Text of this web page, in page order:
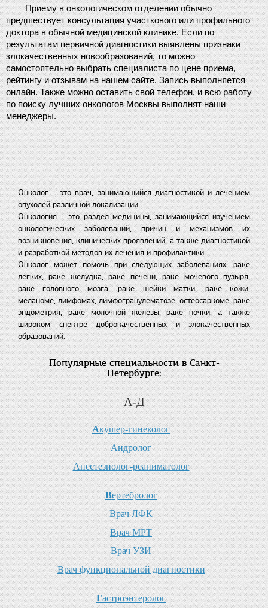
Приему в онкологическом отделении обычно
предшествует консультация участкового или профильного
доктора в обычной медицинской клинике. Если по
результатам первичной диагностики выявлены признаки
злокачественных новообразований, то можно
самостоятельно выбрать специалиста по цене приема,
рейтингу и отзывам на нашем сайте. Запись выполняется
онлайн. Также можно оставить свой телефон, и всю работу
по поиску лучших онкологов Москвы выполнят наши
менеджеры.
Онколог – это врач, занимающийся диагностикой и лечением
опухолей различной локализации.
Онкология – это раздел медицины, занимающийся изучением
онкологических заболеваний, причин и механизмов их
возникновения, клинических проявлений, а также диагностикой
и разработкой методов их лечения и профилактики.
Онколог может помочь при следующих заболеваниях: раке
легких, раке желудка, раке печени, раке мочевого пузыря,
раке головного мозга, раке шейки матки, раке кожи,
меланоме, лимфомах, лимфогранулематозе, остеосаркоме, раке
эндометрия, раке молочной железы, раке почки, а также
широком спектре доброкачественных и злокачественных
образований.
Популярные специальности в Санкт-
Петербурге:
А-Д
Акушер-гинеколог
Андролог
Анестезиолог-реаниматолог
Вертебролог
Врач ЛФК
Врач МРТ
Врач УЗИ
Врач функциональной диагностики
Гастроэнтеролог